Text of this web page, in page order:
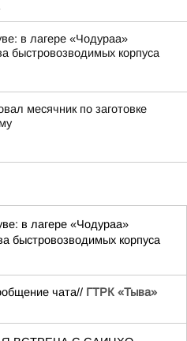
в лагере «Чодураа»
быстровозводимых корпуса
месячник по заготовке
в лагере «Чодураа»
быстровозводимых корпуса
чата// ГТРК «Тыва»